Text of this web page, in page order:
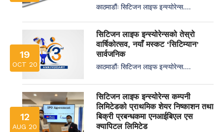
काठमाडौंः सिटिजन लाइफ इन्स्योरेन्स....
19
OCT 20
सिटिजन लाइफ इन्स्योरेन्सको तेस्रो
वार्षिकोत्सव, नयाँ मस्कट ‘सिटिम्यान’
सार्वजनिक
काठमाडौंः सिटिजन लाइफ इन्स्योरेन्स....
12
AUG 20
सिटिजन लाइफ इन्स्योरेन्स कम्पनी
लिमिटेडको प्राथमिक शेयर निष्काशन तथा
बिक्री प्रबन्धकमा एनआईबिएल एस
क्यापिटल लिमिटेड